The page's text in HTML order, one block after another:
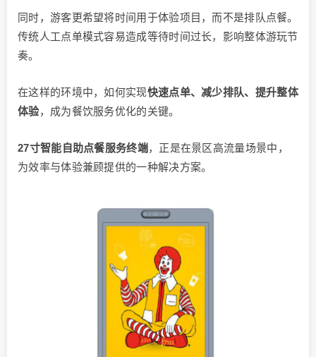
同时，游客更希望将时间用于体验项目，而不是排队点餐。
传统人工点单模式容易造成等待时间过长，影响整体游玩节
奏。
在这样的环境中，如何实现快速点单、减少排队、提升整体
体验，成为餐饮服务优化的关键。
27寸智能自助点餐服务终端，正是在景区高流量场景中，
为效率与体验兼顾提供的一种解决方案。